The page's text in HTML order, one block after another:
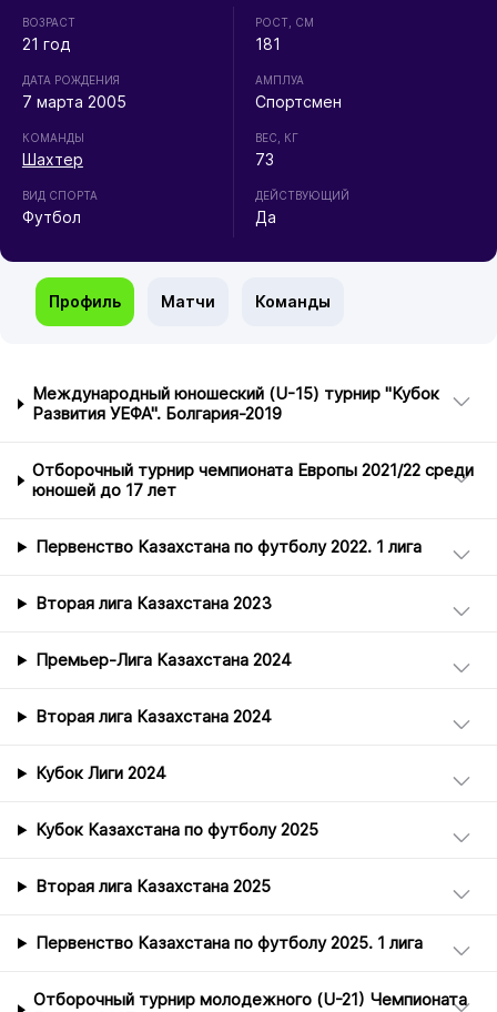
ВОЗРАСТ
21 год
ДАТА РОЖДЕНИЯ
7 марта 2005
КОМАНДЫ
Шахтер
ВИД СПОРТА
Футбол
РОСТ, СМ
181
АМПЛУА
Спортсмен
ВЕС, КГ
73
ДЕЙСТВУЮЩИЙ
Да
Профиль Матчи Команды
Международный юношеский (U-15) турнир "Кубок
Развития УЕФА". Болгария-2019
Отборочный турнир чемпионата Европы 2021/22 среди
юношей до 17 лет
Первенство Казахстана по футболу 2022. 1 лига
Вторая лига Казахстана 2023
Премьер-Лига Казахстана 2024
Вторая лига Казахстана 2024
Кубок Лиги 2024
Кубок Казахстана по футболу 2025
Вторая лига Казахстана 2025
Первенство Казахстана по футболу 2025. 1 лига
Отборочный турнир молодежного (U-21) Чемпионата